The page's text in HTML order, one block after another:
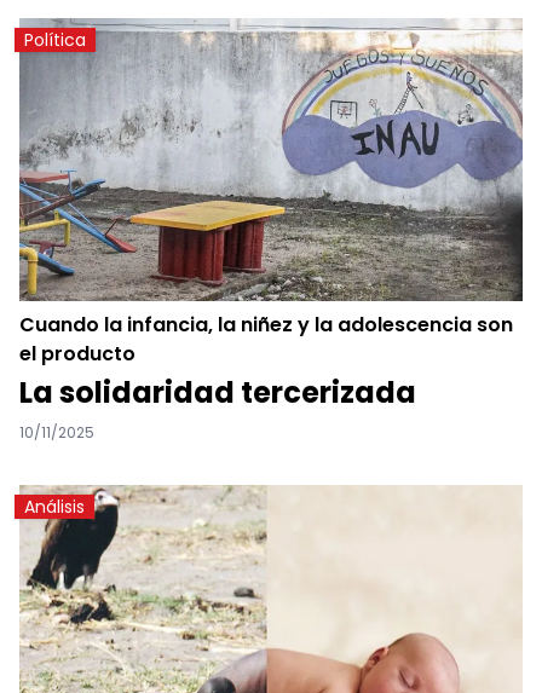
Política
Cuando la infancia, la niñez y la adolescencia son
el producto
La solidaridad tercerizada
10/11/2025
Análisis